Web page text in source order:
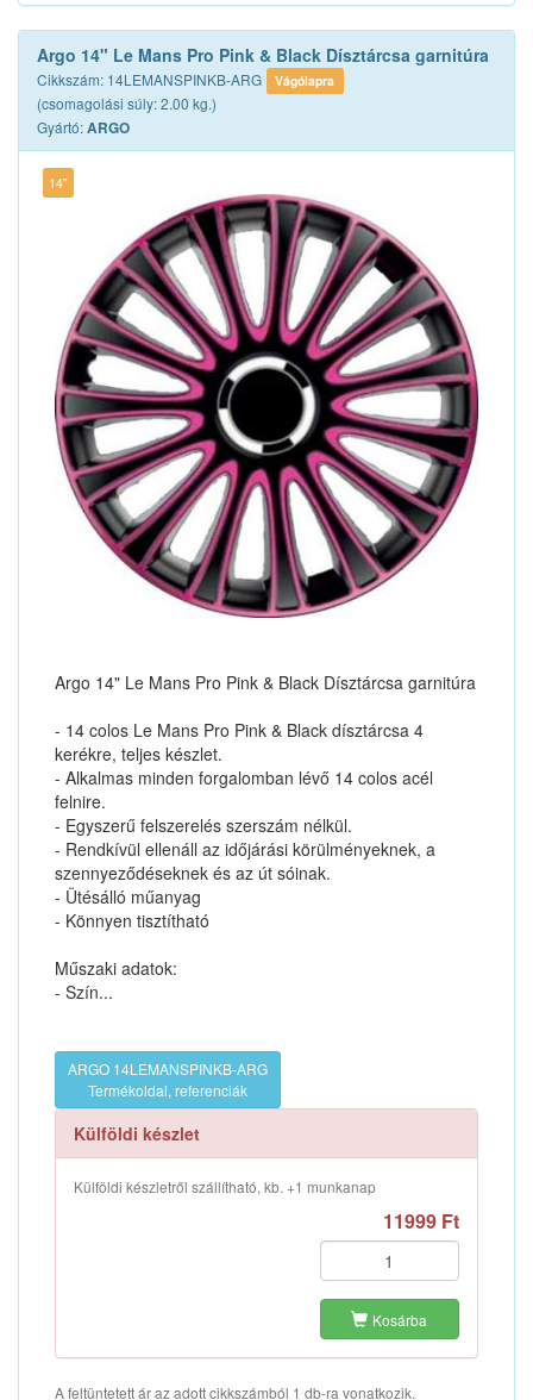
Argo 14" Le Mans Pro Pink & Black Dísztárcsa garnitúra
Cikkszám: 14LEMANSPINKB-ARG Vágólapra
(csomagolási súly: 2.00 kg.)
Gyártó:ARGO
14"
Argo 14" Le Mans Pro Pink & Black Dísztárcsa garnitúra
- 14 colos Le Mans Pro Pink & Black dísztárcsa 4
kerékre, teljes készlet.
- Alkalmas minden forgalomban lévő 14 colos acél
felnire.
- Egyszerű felszerelés szerszám nélkül.
- Rendkívül ellenáll az időjárási körülményeknek, a
szennyeződéseknek és az út sóinak.
- Ütésálló műanyag
- Könnyen tisztítható
Műszaki adatok:
- Szín...
ARGO 14LEMANSPINKB-ARG
Termékoldal, referenciák
Külföldi készlet
Külföldi készletről szállítható, kb. +1 munkanap
11999 Ft
Kosárba
A feltüntetett ár az adott cikkszámból 1 db-ra vonatkozik.